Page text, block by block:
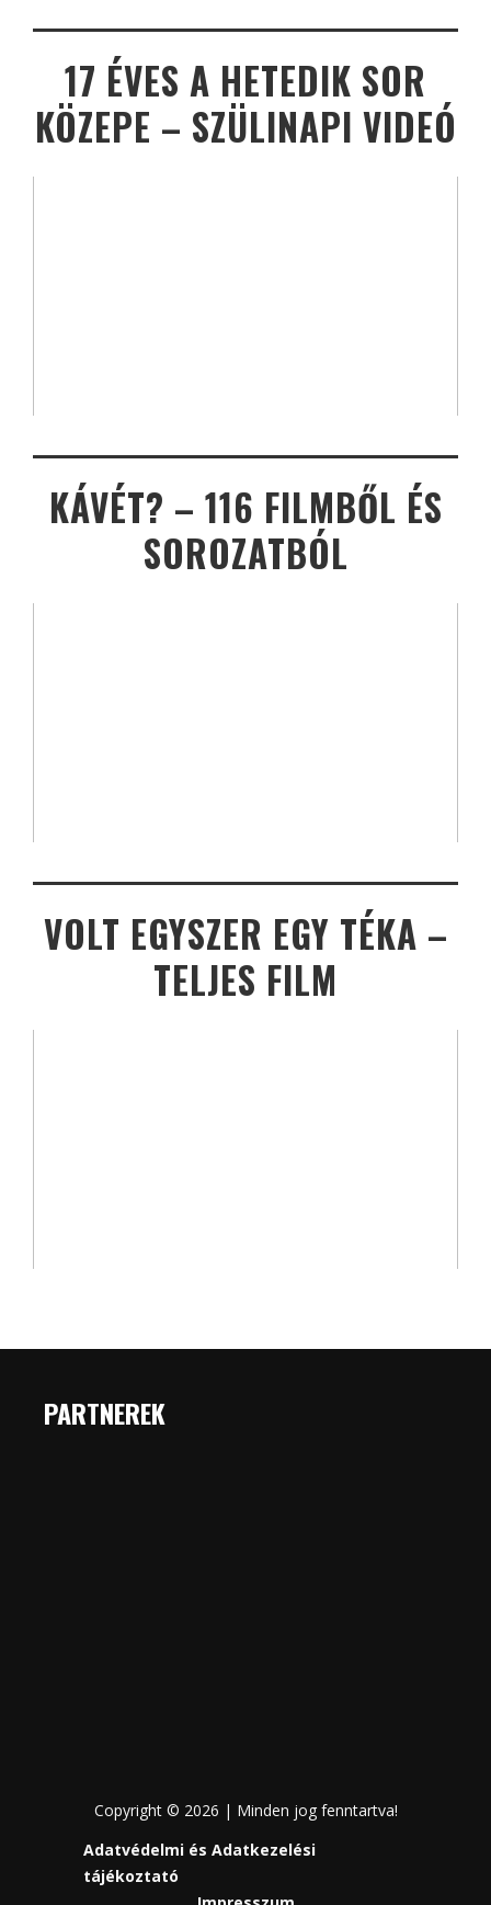
17 ÉVES A HETEDIK SOR
KÖZEPE – SZÜLINAPI VIDEÓ
KÁVÉT? – 116 FILMBŐL ÉS
SOROZATBÓL
VOLT EGYSZER EGY TÉKA –
TELJES FILM
PARTNEREK
Copyright © 2026 | Minden jog fenntartva!
Adatvédelmi és Adatkezelési
tájékoztató